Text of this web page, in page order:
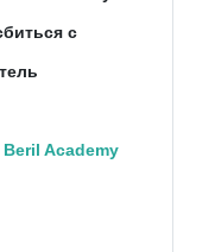
с
Beril Academy